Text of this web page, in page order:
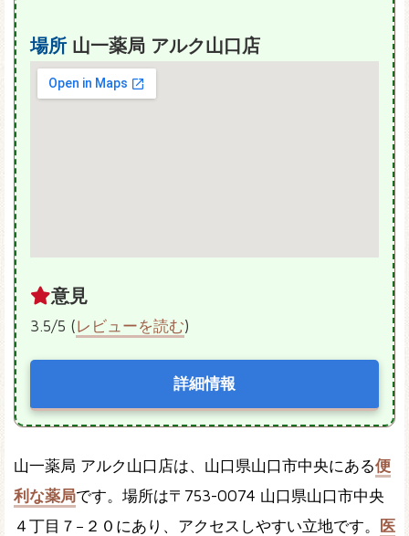
場所 山一薬局 アルク山口店
意見
3.5/5 (レビューを読む)
詳細情報
山一薬局 アルク山口店は、山口県山口市中央にある便
利な薬局です。場所は〒753-0074 山口県山口市中央
４丁目７−２０にあり、アクセスしやすい立地です。
医